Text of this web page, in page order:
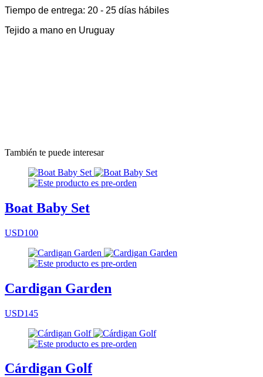
Tiempo de entrega: 20 - 25 días hábiles
Tejido a mano en Uruguay
También te puede interesar
Boat Baby Set
USD100
Cardigan Garden
USD145
Cárdigan Golf